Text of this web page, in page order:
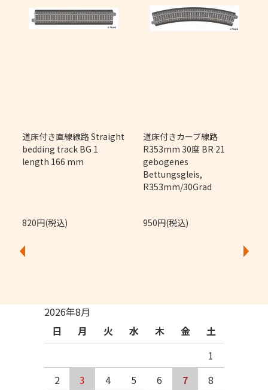
道床付き直線線路 Straight
bedding track BG 1
length 166 mm
820円(税込)
道床付きカーブ線路
R353mm 30度 BR 21
gebogenes
Bettungsgleis,
R353mm/30Grad
950円(税込)
2026年8月
日
月 火 水 木 金
土
1
2
3 4 5 6 7
8